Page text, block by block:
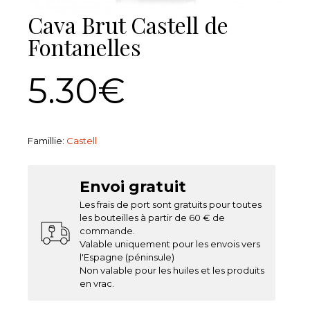
Cava Brut Castell de
Fontanelles
Famillie: Castell
5.30€
Envoi gratuit
Les frais de port sont gratuits pour toutes
les bouteilles à partir de 60 € de
commande.
Valable uniquement pour les envois vers
l'Espagne (péninsule)
Non valable pour les huiles et les produits
en vrac.